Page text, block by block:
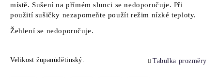
místě. Sušení na přímém slunci se nedoporučuje. Při
použití sušičky nezapomeňte použít režim nízké teploty.
Žehlení se nedoporučuje.
Velikost županůdětinský: Tabulka prozměry